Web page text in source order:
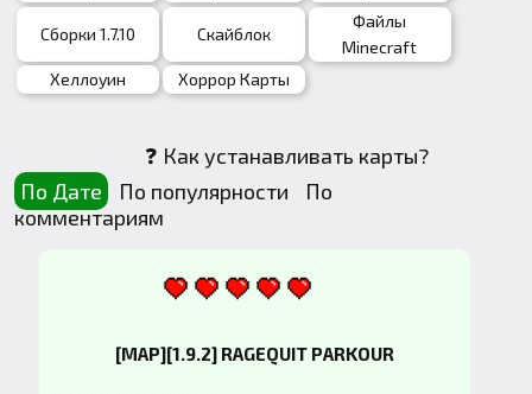
Сборки 1.7.10 Скайблок
Файлы
Minecraft
Хеллоуин
Хоррор Карты
❓ Как устанавливать карты?
По Дате
По популярности
По
комментариям
[MAP][1.9.2] RAGEQUIT PARKOUR